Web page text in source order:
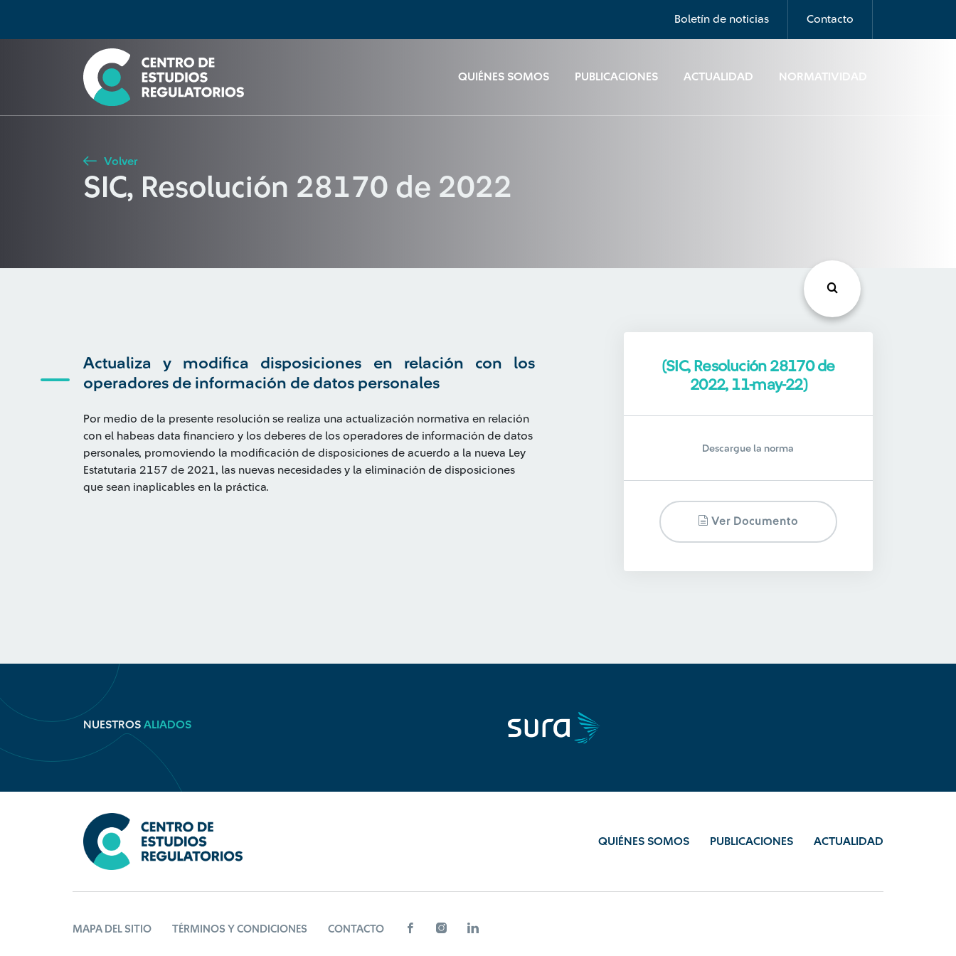
Boletín de noticias Contacto
QUIÉNES SOMOS PUBLICACIONES ACTUALIDAD NORMATIVIDAD
Seleccione país
Buscar
Volver
SIC, Resolución 28170 de 2022
Actualiza y modifica disposiciones en relación con los
operadores de información de datos personales
Por medio de la presente resolución se realiza una actualización normativa en relación
con el habeas data financiero y los deberes de los operadores de información de datos
personales, promoviendo la modificación de disposiciones de acuerdo a la nueva Ley
Estatutaria 2157 de 2021, las nuevas necesidades y la eliminación de disposiciones
que sean inaplicables en la práctica.
(SIC, Resolución 28170 de
2022, 11-may-22)
Descargue la norma
Ver Documento
NUESTROS ALIADOS
QUIÉNES SOMOS PUBLICACIONES ACTUALIDAD
MAPA DEL SITIO TÉRMINOS Y CONDICIONES CONTACTO